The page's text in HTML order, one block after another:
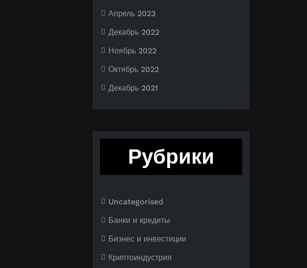
Апрель 2023
Декабрь 2022
Ноябрь 2022
Октябрь 2022
Декабрь 2021
Рубрики
Uncategorised
Банки и кредиты
Бизнес и инвестиции
Криптоиндустрия